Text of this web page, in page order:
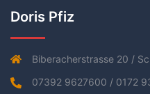
Doris Pfiz
Biberacherstrasse 20 /
07392 9627600 / 0172